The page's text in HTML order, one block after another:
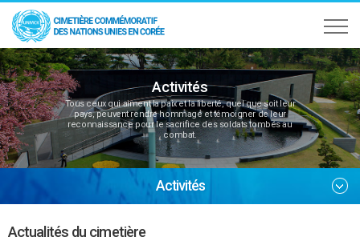
Activités
Tous ceux qui aiment la paix et la liberté, quel que soit leur
pays, peuvent rendre hommage et témoigner de leur
reconnaissance pour le sacrifice des soldats tombés au
combat.
Activités
Actualités du cimetière